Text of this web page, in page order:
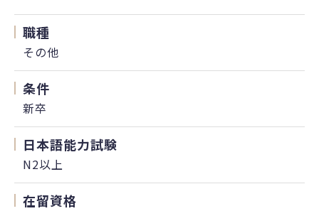
職種
その他
条件
新卒
日本語能力試験
N2以上
在留資格